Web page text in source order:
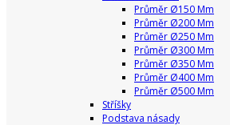
Průměr Ø150 Mm
Průměr Ø200 Mm
Průměr Ø250 Mm
Průměr Ø300 Mm
Průměr Ø350 Mm
Průměr Ø400 Mm
Průměr Ø500 Mm
Stříšky
Podstava násady